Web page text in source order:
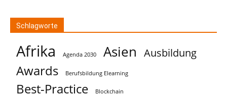
Schlagworte
Afrika Agenda 2030 Asien Ausbildung
Awards Berufsbildung Elearning
Best-Practice Blockchain